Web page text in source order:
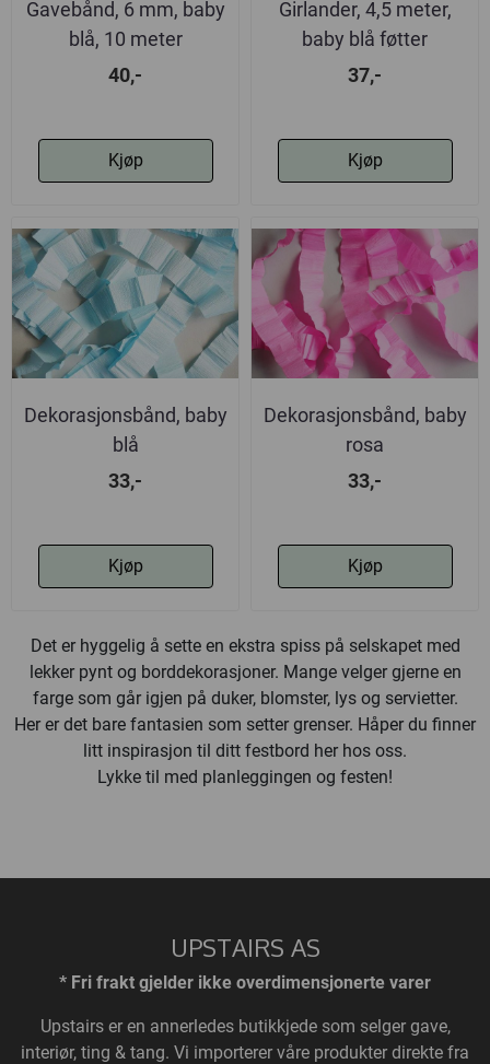
Gavebånd, 6 mm, baby
blå, 10 meter
40,-
Kjøp
Girlander, 4,5 meter,
baby blå føtter
37,-
Kjøp
Dekorasjonsbånd, baby
blå
33,-
Kjøp
Dekorasjonsbånd, baby
rosa
33,-
Kjøp
Det er hyggelig å sette en ekstra spiss på selskapet med
lekker pynt og borddekorasjoner. Mange velger gjerne en
farge som går igjen på duker, blomster, lys og servietter.
Her er det bare fantasien som setter grenser. Håper du finner
litt inspirasjon til ditt festbord her hos oss.
Lykke til med planleggingen og festen!
UPSTAIRS AS
* Fri frakt gjelder ikke overdimensjonerte varer
Upstairs er en annerledes butikkjede som selger gave,
interiør, ting & tang. Vi importerer våre produkter direkte fra